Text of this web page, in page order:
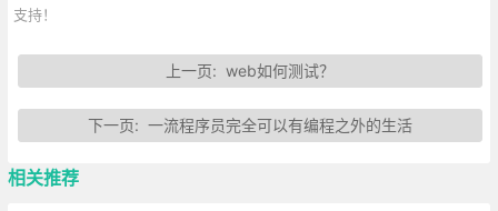
支持！
上一页: web如何测试？
下一页: 一流程序员完全可以有编程之外的生活
相关推荐